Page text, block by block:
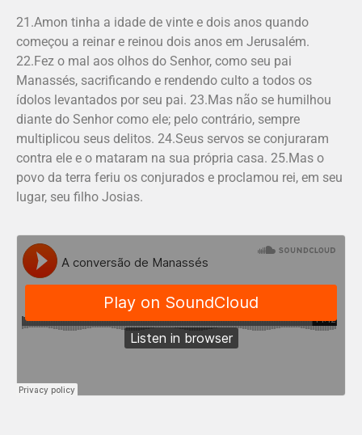
21.Amon tinha a idade de vinte e dois anos quando
começou a reinar e reinou dois anos em Jerusalém.
22.Fez o mal aos olhos do Senhor, como seu pai
Manassés, sacrificando e rendendo culto a todos os
ídolos levantados por seu pai. 23.Mas não se humilhou
diante do Senhor como ele; pelo contrário, sempre
multiplicou seus delitos. 24.Seus servos se conjuraram
contra ele e o mataram na sua própria casa. 25.Mas o
povo da terra feriu os conjurados e proclamou rei, em seu
lugar, seu filho Josias.